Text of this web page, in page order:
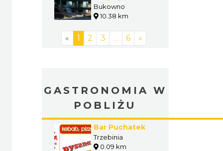
Bukowno
10.38 km
« 1 2 3 … 6 »
GASTRONOMIA W
POBLIŻU
Bar Puchatek
Trzebinia
0.09 km